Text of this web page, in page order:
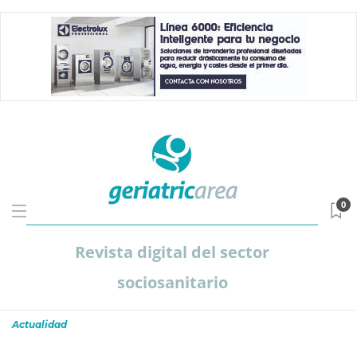
Revista digital del sector
sociosanitario
0
Actualidad